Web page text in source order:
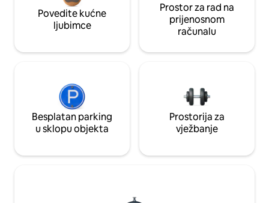
Povedite kućne
ljubimce
Prostor za rad na
prijenosnom
računalu
Besplatan parking
u sklopu objekta
Prostorija za
vježbanje